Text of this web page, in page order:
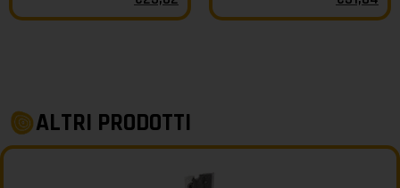
ALTRI PRODOTTI